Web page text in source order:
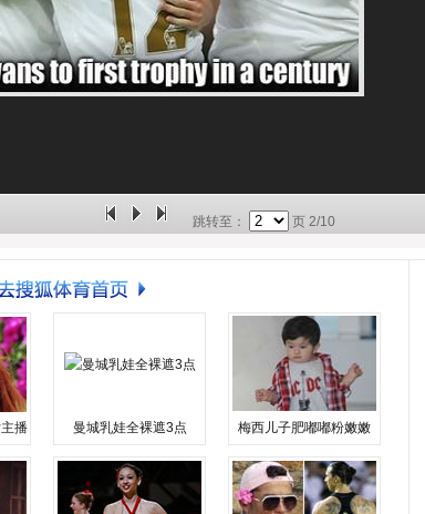
跳转至： 页 2/10
播 曼城乳娃全裸遮3点 梅西儿子肥嘟嘟粉嫩嫩